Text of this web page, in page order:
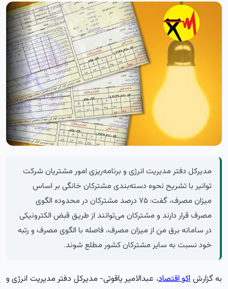
مدیرکل دفتر مدیریت انرژی و برنامه‌ریزی امور مشتریان شرکت
توانیر با تشریح نحوه دسته‌بندی مشترکان خانگی بر اساس
میزان مصرف، گفت: ۷۵ درصد مشترکان در محدوده الگوی
مصرف قرار دارند و مشترکان می‌توانند از طریق قبض الکترونیکی
در سامانه برق من از میزان مصرف، فاصله با الگوی مصرف و رتبه
خود نسبت به سایر مشترکان کشور مطلع شوند.
به گزارشاکو اقتصاد، عبدالامیر یاقوتی- مدیرکل دفتر مدیریت انرژی و